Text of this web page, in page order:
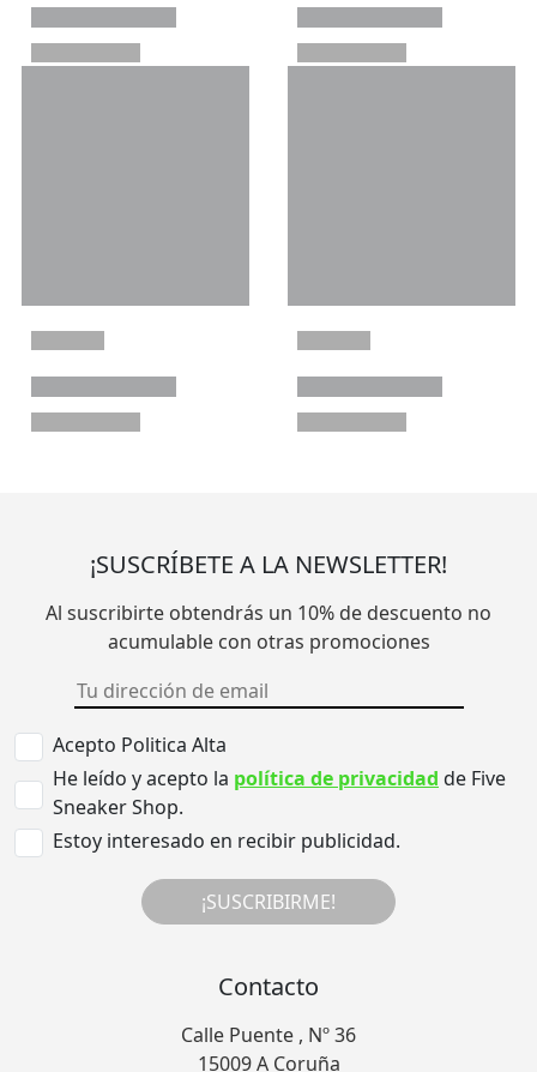
¡SUSCRÍBETE A LA NEWSLETTER!
Al suscribirte obtendrás un 10% de descuento no
acumulable con otras promociones
Acepto Politica Alta
He leído y acepto la política de privacidad de Five
Sneaker Shop.
Estoy interesado en recibir publicidad.
¡SUSCRIBIRME!
Contacto
Calle Puente , Nº 36
15009 A Coruña